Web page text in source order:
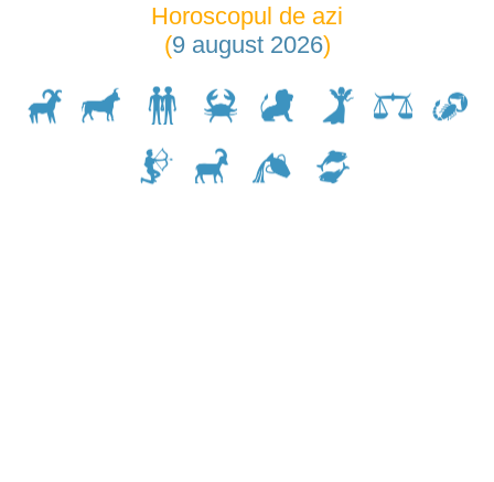
Horoscopul de azi
(9 august 2026)